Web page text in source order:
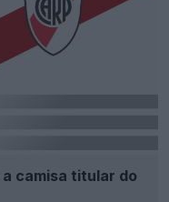
camisa titular do